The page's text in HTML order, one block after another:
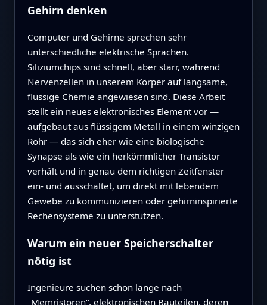
Gehirn denken
Computer und Gehirne sprechen sehr
unterschiedliche elektrische Sprachen.
Siliziumchips sind schnell, aber starr, während
Nervenzellen in unserem Körper auf langsame,
flüssige Chemie angewiesen sind. Diese Arbeit
stellt ein neues elektronisches Element vor —
aufgebaut aus flüssigem Metall in einem winzigen
Rohr — das sich eher wie eine biologische
Synapse als wie ein herkömmlicher Transistor
verhält und in genau dem richtigen Zeitfenster
ein- und ausschaltet, um direkt mit lebendem
Gewebe zu kommunizieren oder gehirninspirierte
Rechensysteme zu unterstützen.
Warum ein neuer Speicherschalter
nötig ist
Ingenieure suchen schon lange nach
„Memristoren“, elektronischen Bauteilen, deren